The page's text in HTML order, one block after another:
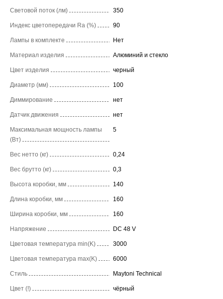
Световой поток (лм) 350
Индекс цветопередачи Ra (%) 90
Лампы в комплекте Нет
Материал изделия Алюминий и стекло
Цвет изделия черный
Диаметр (мм) 100
Диммирование нет
Датчик движения нет
Максимальная мощность лампы
(Вт)
5
Вес нетто (кг) 0,24
Вес брутто (кг) 0,3
Высота коробки, мм 140
Длина коробки, мм 160
Ширина коробки, мм 160
Напряжение DC 48 V
Цветовая температура min(K) 3000
Цветовая температура max(K) 6000
Стиль Maytoni Technical
Цвет (!) чёрный